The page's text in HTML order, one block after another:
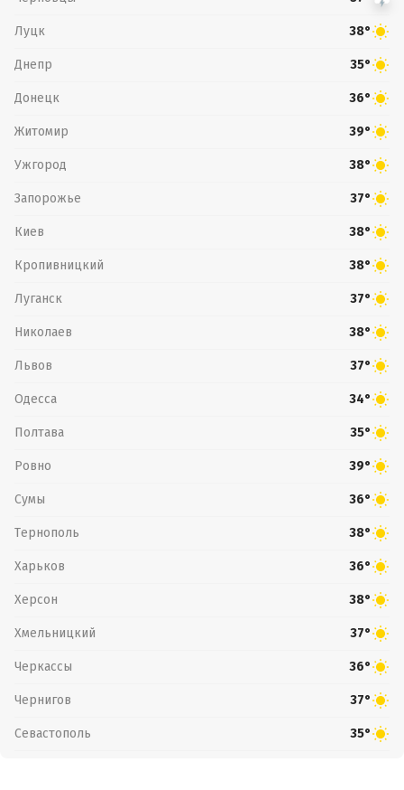
Луцк 38°
Днепр 35°
Донецк 36°
Житомир 39°
Ужгород 38°
Запорожье 37°
Киев 38°
Кропивницкий 38°
Луганск 37°
Николаев 38°
Львов 37°
Одесса 34°
Полтава 35°
Ровно 39°
Сумы 36°
Тернополь 38°
Харьков 36°
Херсон 38°
Хмельницкий 37°
Черкассы 36°
Чернигов 37°
Севастополь 35°